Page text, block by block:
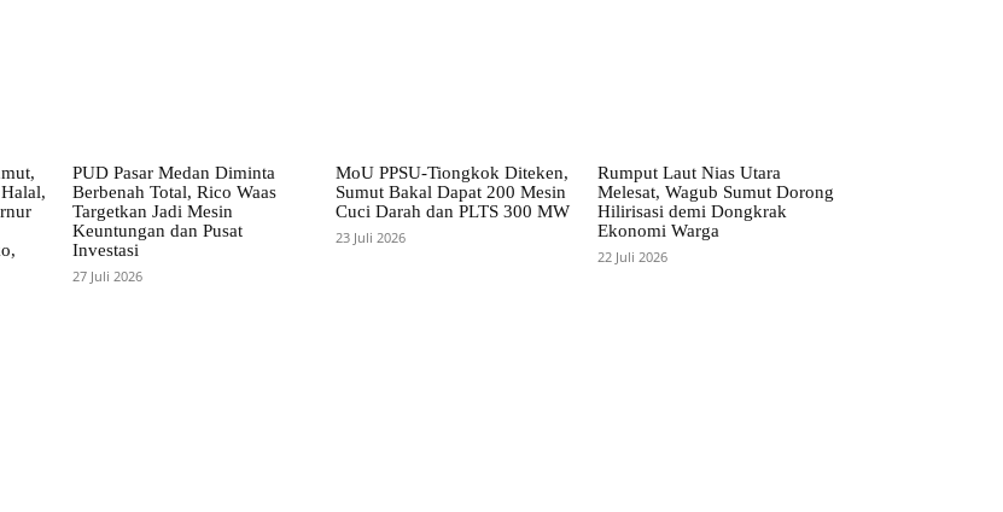
PUD Pasar Medan Diminta
Berbenah Total, Rico Waas
Targetkan Jadi Mesin
Keuntungan dan Pusat
Investasi
27 Juli 2026
MoU PPSU-Tiongkok Diteken,
Sumut Bakal Dapat 200 Mesin
Cuci Darah dan PLTS 300 MW
23 Juli 2026
Rumput Laut Nias Utara
Melesat, Wagub Sumut Dorong
Hilirisasi demi Dongkrak
Ekonomi Warga
22 Juli 2026